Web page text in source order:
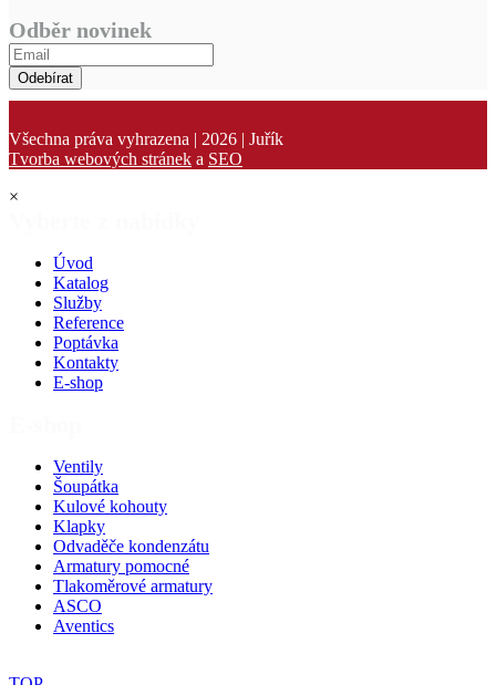
Odběr novinek
Odebírat
Všechna práva vyhrazena | 2026 | Juřík
Tvorba webových stránek a SEO
×
Úvod
Katalog
Služby
Reference
Poptávka
Kontakty
E-shop
Ventily
Šoupátka
Kulové kohouty
Klapky
Odvaděče kondenzátu
Armatury pomocné
Tlakoměrové armatury
ASCO
Aventics